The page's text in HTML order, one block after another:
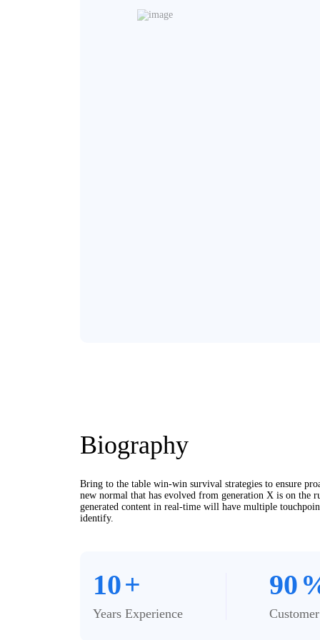
Biography​
Bring to the table win-win survival strategies to ensure
new normal that has evolved from generation X is on the
generated content in real-time will have multiple
identify.
10+
Years Experience
90